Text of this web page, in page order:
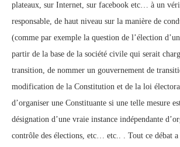
plateaux, sur Internet, sur facebook etc… à un
responsable, de haut niveau sur la manière de
(comme par exemple la question de l’élection
partir de la base de la société civile qui serait
transition, de nommer un gouvernement de
modification de la Constitution et de la loi
d’organiser une Constituante si une telle mesure
désignation d’une vraie instance indépendante
contrôle des élections, etc… etc.. . Tout ce débat a